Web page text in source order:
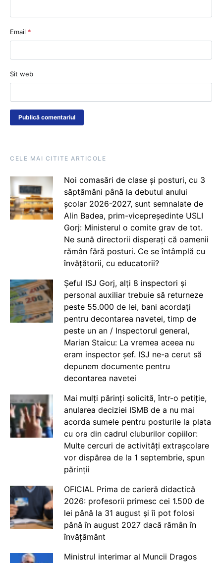
Email *
Sit web
CELE MAI CITITE ARTICOLE
Noi comasări de clase și posturi, cu 3
săptămâni până la debutul anului
școlar 2026-2027, sunt semnalate de
Alin Badea, prim-vicepreședinte USLI
Gorj: Ministerul o comite grav de tot.
Ne sună directorii disperați că oamenii
rămân fără posturi. Ce se întâmplă cu
învățătorii, cu educatorii?
Șeful ISJ Gorj, alți 8 inspectori și
personal auxiliar trebuie să returneze
peste 55.000 de lei, bani acordați
pentru decontarea navetei, timp de
peste un an / Inspectorul general,
Marian Staicu: La vremea aceea nu
eram inspector șef. ISJ ne-a cerut să
depunem documente pentru
decontarea navetei
Mai mulți părinți solicită, într-o petiție,
anularea deciziei ISMB de a nu mai
acorda sumele pentru posturile la plata
cu ora din cadrul cluburilor copiilor:
Multe cercuri de activități extrașcolare
vor dispărea de la 1 septembrie, spun
părinții
OFICIAL Prima de carieră didactică
2026: profesorii primesc cei 1.500 de
lei până la 31 august și îi pot folosi
până în august 2027 dacă rămân în
învățământ
Ministrul interimar al Muncii Dragos